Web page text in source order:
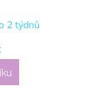
2 týdnů